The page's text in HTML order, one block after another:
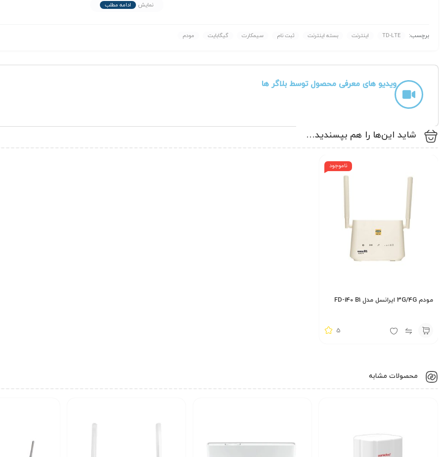
پشتیبانی قوی
تیم پشتیبانی حرفه‌ای:
پوشش‌دهی منطقه خود را بررسی کنید.
نمایش ادامه مطلب
برچسب: TD-LTE اینترنت بسته اینترنت ثبت نام سیمکارت گیگابایت مودم
ویدیو های معرفی محصول توسط بلاگر ها
شاید این‌ها را هم بپسندید…
ناموجود
مودم 3G/4G ایرانسل مدل FD-i40 B1
5
محصولات مشابه